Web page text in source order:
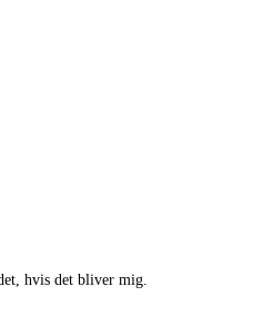
hvis det bliver mig.